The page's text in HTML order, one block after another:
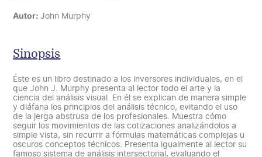
Distribución
Autor:John Murphy
Sinopsis
Éste es un libro destinado a los inversores individuales, en el
que John J. Murphy presenta al lector todo el arte y la
ciencia del análisis visual. En él se explican de manera simple
y diáfana los principios del análisis técnico, evitando el uso
de la jerga abstrusa de los profesionales. Muestra cómo
seguir los movimientos de las cotizaciones analizándolos a
simple vista, sin recurrir a fórmulas matemáticas complejas u
oscuros conceptos técnicos. Presenta igualmente al lector su
famoso sistema de análisis intersectorial, evaluando el